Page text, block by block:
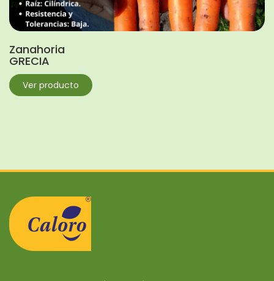
Zanahoria
GRECIA
Ver producto